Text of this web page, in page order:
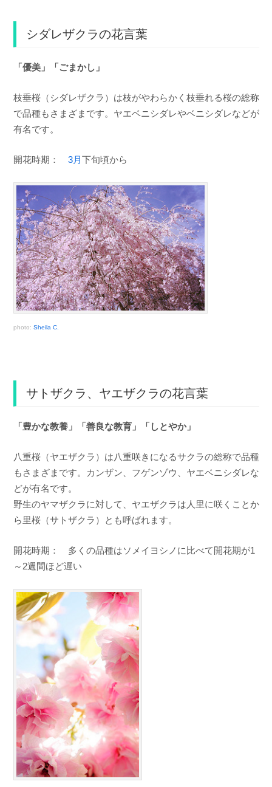
シダレザクラの花言葉
「優美」「ごまかし」
枝垂桜（シダレザクラ）は枝がやわらかく枝垂れる桜の総称
で品種もさまざまです。ヤエベニシダレやベニシダレなどが
有名です。
開花時期： 3月下旬頃から
photo: Sheila C.
サトザクラ、ヤエザクラの花言葉
「豊かな教養」「善良な教育」「しとやか」
八重桜（ヤエザクラ）は八重咲きになるサクラの総称で品種
もさまざまです。カンザン、フゲンゾウ、ヤエベニシダレな
どが有名です。
野生のヤマザクラに対して、ヤエザクラは人里に咲くことか
ら里桜（サトザクラ）とも呼ばれます。
開花時期： 多くの品種はソメイヨシノに比べて開花期が1
～2週間ほど遅い